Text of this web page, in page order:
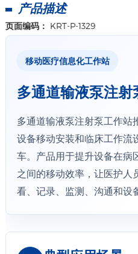
产品描述
页面编码： KRT-P-1329
移动医疗信息化工作站
多通道输液泵注射
多通道输液泵注射泵工作站
设备移动安装和临床工作流
车。产品用于提升设备在病
之间的移动效率，让医护人
看、记录、监测、沟通和设